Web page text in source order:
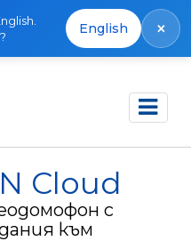
English ×
Cloud
с
към